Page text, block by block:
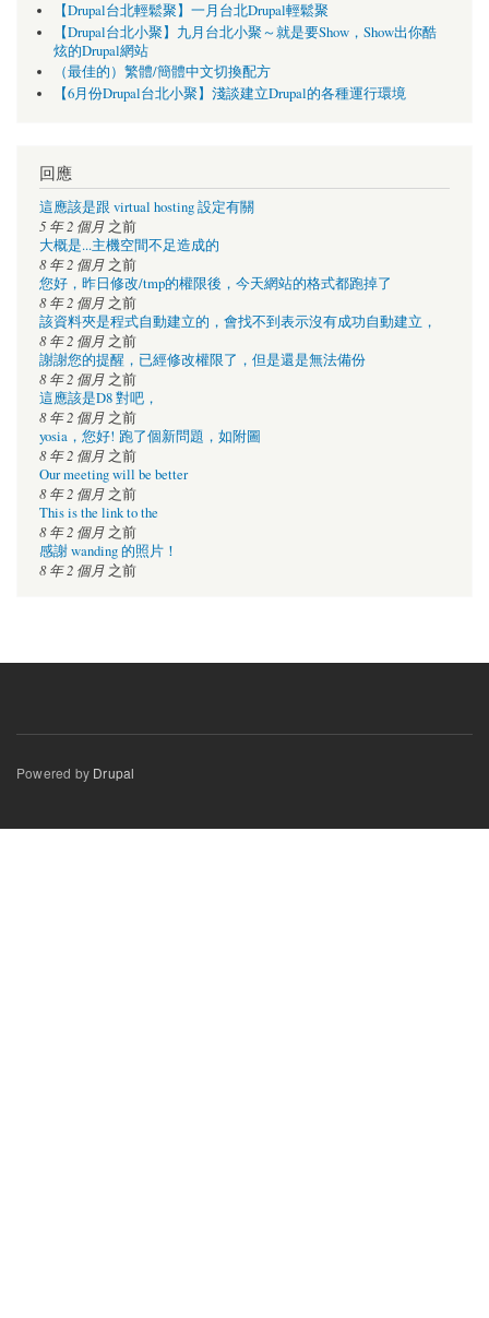
【Drupal台北輕鬆聚】一月台北Drupal輕鬆聚
【Drupal台北小聚】九月台北小聚～就是要Show，Show出你酷
炫的Drupal網站
（最佳的）繁體/簡體中文切換配方
【6月份Drupal台北小聚】淺談建立Drupal的各種運行環境
回應
這應該是跟 virtual hosting 設定有關
5 年 2 個月 之前
大概是...主機空間不足造成的
8 年 2 個月 之前
您好，昨日修改/tmp的權限後，今天網站的格式都跑掉了
8 年 2 個月 之前
該資料夾是程式自動建立的，會找不到表示沒有成功自動建立，
8 年 2 個月 之前
謝謝您的提醒，已經修改權限了，但是還是無法備份
8 年 2 個月 之前
這應該是D8 對吧，
8 年 2 個月 之前
yosia，您好! 跑了個新問題，如附圖
8 年 2 個月 之前
Our meeting will be better
8 年 2 個月 之前
This is the link to the
8 年 2 個月 之前
感謝 wanding 的照片！
8 年 2 個月 之前
Powered by Drupal